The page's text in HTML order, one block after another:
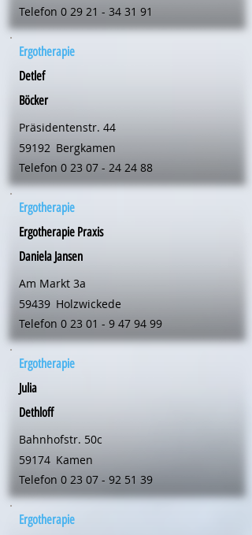
Telefon 0 29 21 - 34 31 91
Ergotherapie
Detlef
Böcker
Präsidentenstr. 44
59192 Bergkamen
Telefon 0 23 07 - 24 24 88
Ergotherapie
Ergotherapie Praxis
Daniela Jansen
Am Markt 3a
59439 Holzwickede
Telefon 0 23 01 - 9 47 94 99
Ergotherapie
Julia
Dethloff
Bahnhofstr. 50c
59174 Kamen
Telefon 0 23 07 - 92 51 39
Ergotherapie